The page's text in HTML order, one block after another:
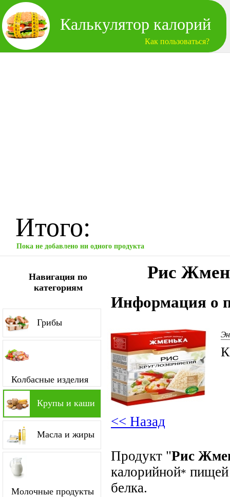
Калькулятор калорий
Как пользоваться?
Итого:
Пока не добавлено ни одного продукта
Навигация по
категориям
Грибы
Колбасные изделия
Крупы и каши
Масла и жиры
Молочные продукты
Рис
Информация о
<< Назад
Продукт "Рис
калорийной*
белка.